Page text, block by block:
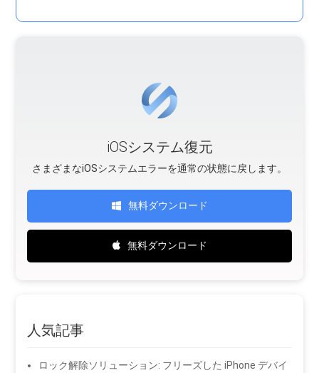
iOSシステム復元
さまざまなiOSシステムエラーを通常の状態に戻します。
無料ダウンロード
無料ダウンロード
人気記事
ロック解除ソリューション: フリーズした iPhone デバイ